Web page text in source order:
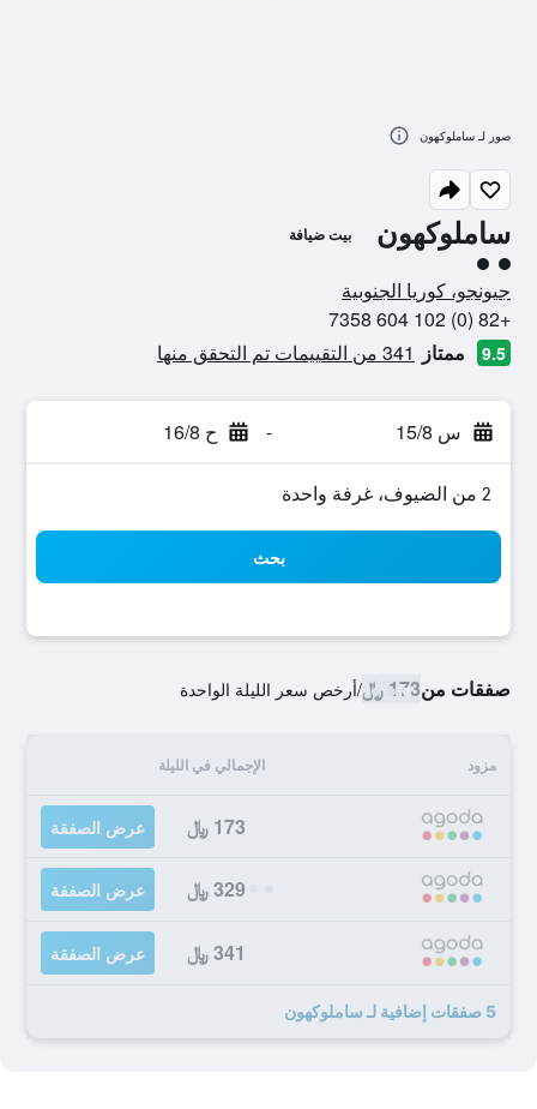
ساملوكهون بيت ضيافة
تقييم فئة 2
جيونجو، كوريا الجنوبية
+82 (0) 102 604 7358
9.5 ممتاز 341 من التقييمات تم التحقق منها
س 15/8 - ح 16/8
2 من الضيوف، غرفة واحدة
بحث
صفقات من173 ﷼ /أرخص سعر الليلة الواحدة
مزود الإجمالي في الليلة
173 ﷼ عرض الصفقة
329 ﷼ عرض الصفقة
341 ﷼ عرض الصفقة
5 صفقات إضافية لـ ساملوكهون
صور لـ ساملوكهون